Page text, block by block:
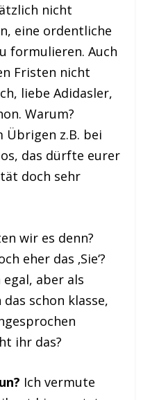
nicht
eine ordentliche
formulieren. Auch
Fristen nicht
liebe Adidasler,
Warum?
Übrigen z.B. bei
das dürfte eurer
doch sehr
wir es denn?
eher das ‚Sie‘?
aber als
schon klasse,
ihr das?
Ich vermute